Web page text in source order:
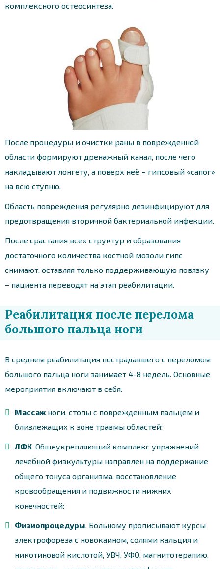
комплексного остеосинтеза.
После процедуры и очистки раны в поврежденной
области формируют дренажный канал, после чего
накладывают лонгету, а поверх неё – гипсовый «сапог»
на всю ступню.
Область повреждения регулярно дезинфицируют для
предотвращения вторичной бактериальной инфекции.
После срастания всех структур и образования
достаточного количества костной мозоли гипс
снимают, оставляя только поддерживающую повязку
– пациента переводят на этап реабилитации.
Реабилитация после перелома
большого пальца ноги
В среднем реабилитация пострадавшего с переломом
большого пальца ноги занимает 4-8 недель. Основные
мероприятия включают в себя:
Массаж ноги, стопы с поврежденным пальцем и
близлежащих к зоне травмы областей;
ЛФК. Общеукрепляющий комплекс упражнений
лечебной физкультуры направлен на поддержание
общего тонуса организма, восстановление
кровообращения и подвижности нижних
конечностей;
Физиопроцедуры. Больному прописывают курсы
электрофореза с новокаином, солями кальция и
никотиновой кислотой, УВЧ, УФО, магнитотерапию,